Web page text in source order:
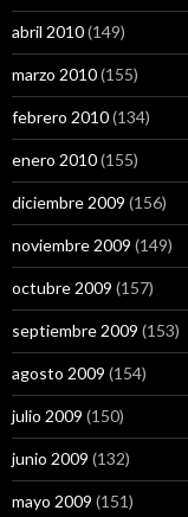
abril 2010(149)
marzo 2010(155)
febrero 2010(134)
enero 2010(155)
diciembre 2009 (156)
noviembre 2009 (149)
octubre 2009 (157)
septiembre 2009 (153)
agosto 2009 (154)
julio 2009 (150)
junio 2009 (132)
mayo 2009 (151)